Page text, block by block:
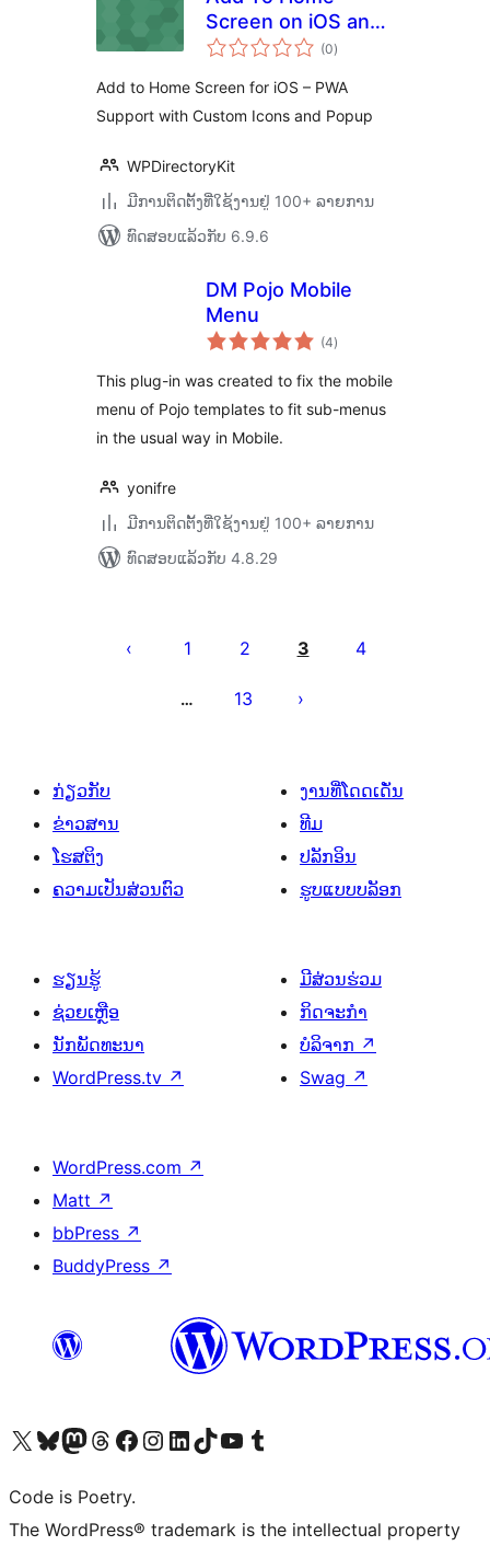
Screen on iOS and
PWA
(0ຄະແນນ
ທັງໝົດ
)
Add to Home Screen for iOS – PWA
Support with Custom Icons and Popup
WPDirectoryKit
ມີການຕິດຕັ້ງທີ່ໃຊ້ງານຢູ່ 100+ ລາຍການ
ທົດສອບແລ້ວກັບ 6.9.6
DM Pojo Mobile
Menu
(4ຄະແນນ
ທັງໝົດ
)
This plug-in was created to fix the mobile
menu of Pojo templates to fit sub-menus
in the usual way in Mobile.
yonifre
ມີການຕິດຕັ້ງທີ່ໃຊ້ງານຢູ່ 100+ ລາຍການ
ທົດສອບແລ້ວກັບ 4.8.29
ແບ່ງ
1 2 3 4
… 13
ກ່ຽວກັບ
ຂ່າວສານ
ໂຮສຕິງ
ຄວາມເປັນສ່ວນຕົວ
ງານທີ່ໂດດເດັ່ນ
ທີມ
ປລັກອິນ
ຮູບແບບບລັອກ
ຮຽນຮູ້
ຊ່ວຍເຫຼືອ
ນັກພັດທະນາ
WordPress.tv ↗
ມີສ່ວນຮ່ວມ
ກິດຈະກຳ
ບໍລິຈາກ ↗
Swag ↗
WordPress.com ↗
Matt ↗
bbPress ↗
BuddyPress ↗
ຢ້ຽມຊົມບັນຊີ X (ຊື່ເກົ່າ Twitter) ຂອງພວກເຮົາຢ້ຽມຊົມບັນຊີ Bluesky ຂອງພວກເຮົາຢ້ຽມຊົມບັນຊີ Mastodon ຂອງພວກເຮົາຢ້ຽມຊົມບັນຊີ Threads ຂອງພວກເຮົາຢ້ຽມຊົມໜ້າ Facebook ຂອງພວກເຮົາຢ້ຽມຊົມບັນຊີ Instagram ຂອງພວກເຮົາຢ້ຽມຊົມບັນຊີ LinkedIn ຂອງພວກເຮົາຢ້ຽມຊົມບັນຊີ TikTok ຂອງພວກເຮົາຢ້ຽມຊົມຊ່ອງ YouTube ຂອງພວກເຮົາຢ້ຽມຊົມບັນຊີ Tumblr ຂອງພວກເຮົາ
Code is Poetry.
The WordPress® trademark is the intellectual property